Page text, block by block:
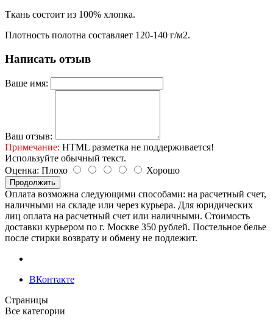
Ткань состоит из 100% хлопка.
Плотность полотна составляет 120-140 г/м2.
Написать отзыв
Ваше имя:
Ваш отзыв:
Примечание: HTML разметка не поддерживается!
Используйте обычный текст.
Оценка: Плохо Хорошо
Продолжить
Оплата возможна следующими способами: на расчетный счет,
наличными на складе или через курьера. Для юридических
лиц оплата на расчетный счет или наличными. Стоимость
доставки курьером по г. Москве 350 рублей. Постельное белье
после стирки возврату и обмену не подлежит.
ВКонтакте
Страницы
Все категории